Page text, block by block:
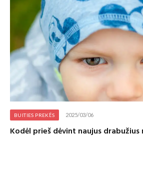
BUITIES PREKĖS 2025/03/06
Kodėl prieš dėvint naujus